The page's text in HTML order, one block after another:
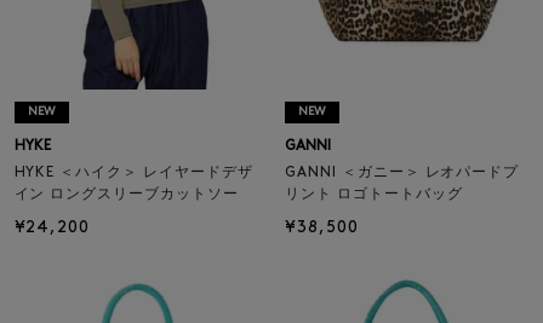
NEW
HYKE
HYKE ＜ハイク＞ レイヤードデザ
イン ロングスリーブカットソー
¥24,200
NEW
GANNI
GANNI ＜ガニー＞ レオパードプ
リント ロゴトートバッグ
¥38,500